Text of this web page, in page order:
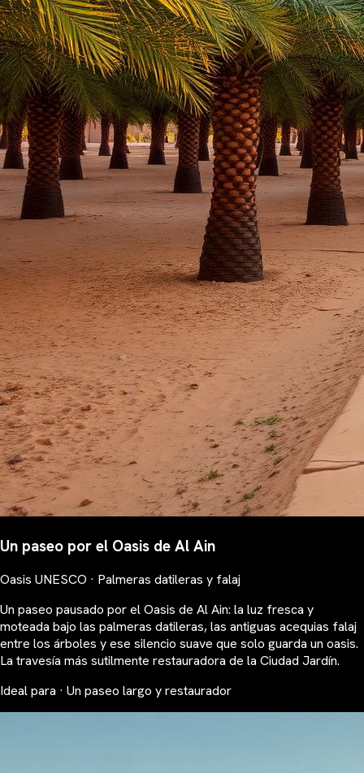
Un paseo por el Oasis de Al Ain
Oasis UNESCO · Palmeras datileras y falaj
Un paseo pausado por el Oasis de Al Ain: la luz fresca y
moteada bajo las palmeras datileras, las antiguas acequias falaj
entre los árboles y ese silencio suave que solo guarda un oasis.
La travesía más sutilmente restauradora de la Ciudad Jardín.
Ideal para · Un paseo largo y restaurador